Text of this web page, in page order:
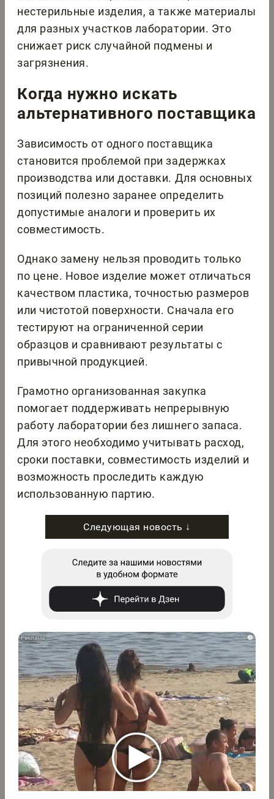
нестерильные изделия, а также материалы
для разных участков лаборатории. Это
снижает риск случайной подмены и
загрязнения.
Когда нужно искать
альтернативного поставщика
Зависимость от одного поставщика
становится проблемой при задержках
производства или доставки. Для основных
позиций полезно заранее определить
допустимые аналоги и проверить их
совместимость.
Однако замену нельзя проводить только
по цене. Новое изделие может отличаться
качеством пластика, точностью размеров
или чистотой поверхности. Сначала его
тестируют на ограниченной серии
образцов и сравнивают результаты с
привычной продукцией.
Грамотно организованная закупка
помогает поддерживать непрерывную
работу лаборатории без лишнего запаса.
Для этого необходимо учитывать расход,
сроки поставки, совместимость изделий и
возможность проследить каждую
использованную партию.
Следующая новость ↓
i